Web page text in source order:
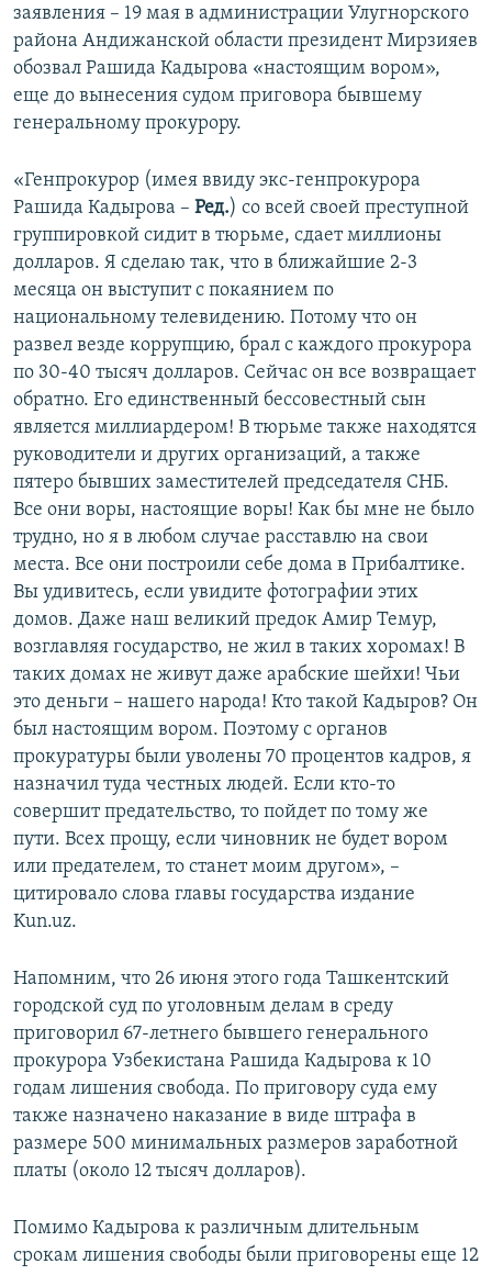
заявления – 19 мая в администрации Улугнорского
района Андижанской области президент Мирзияев
обозвал Рашида Кадырова «настоящим вором»,
еще до вынесения судом приговора бывшему
генеральному прокурору.
«Генпрокурор (имея ввиду экс-генпрокурора
Рашида Кадырова – Ред.) со всей своей преступной
группировкой сидит в тюрьме, сдает миллионы
долларов. Я сделаю так, что в ближайшие 2-3
месяца он выступит с покаянием по
национальному телевидению. Потому что он
развел везде коррупцию, брал с каждого прокурора
по 30-40 тысяч долларов. Сейчас он все возвращает
обратно. Его единственный бессовестный сын
является миллиардером! В тюрьме также находятся
руководители и других организаций, а также
пятеро бывших заместителей председателя СНБ.
Все они воры, настоящие воры! Как бы мне не было
трудно, но я в любом случае расставлю на свои
места. Все они построили себе дома в Прибалтике.
Вы удивитесь, если увидите фотографии этих
домов. Даже наш великий предок Амир Темур,
возглавляя государство, не жил в таких хоромах! В
таких домах не живут даже арабские шейхи! Чьи
это деньги – нашего народа! Кто такой Кадыров? Он
был настоящим вором. Поэтому с органов
прокуратуры были уволены 70 процентов кадров, я
назначил туда честных людей. Если кто-то
совершит предательство, то пойдет по тому же
пути. Всех прощу, если чиновник не будет вором
или предателем, то станет моим другом», –
цитировало слова главы государства издание
Kun.uz.
Напомним, что 26 июня этого года Ташкентский
городской суд по уголовным делам в среду
приговорил 67-летнего бывшего генерального
прокурора Узбекистана Рашида Кадырова к 10
годам лишения свобода. По приговору суда ему
также назначено наказание в виде штрафа в
размере 500 минимальных размеров заработной
платы (около 12 тысяч долларов).
Помимо Кадырова к различным длительным
срокам лишения свободы были приговорены еще 12